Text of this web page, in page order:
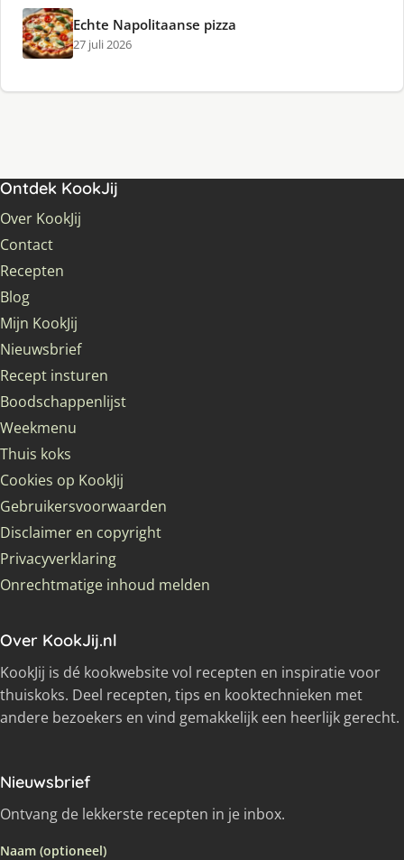
Echte Napolitaanse pizza
27 juli 2026
Ontdek KookJij
Over KookJij
Contact
Recepten
Blog
Mijn KookJij
Nieuwsbrief
Recept insturen
Boodschappenlijst
Weekmenu
Thuis koks
Cookies op KookJij
Gebruikersvoorwaarden
Disclaimer en copyright
Privacyverklaring
Onrechtmatige inhoud melden
Over KookJij.nl
KookJij is dé kookwebsite vol recepten en inspiratie voor
thuiskoks. Deel recepten, tips en kooktechnieken met
andere bezoekers en vind gemakkelijk een heerlijk gerecht.
Nieuwsbrief
Ontvang de lekkerste recepten in je inbox.
Naam (optioneel)